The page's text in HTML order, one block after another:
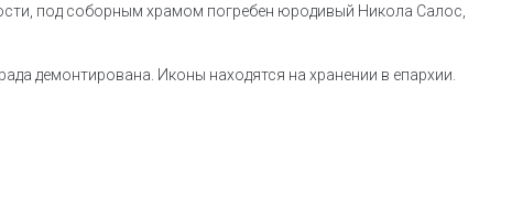
под соборным храмом погребен юродивый Никола Салос,
демонтирована. Иконы находятся на хранении в епархии.